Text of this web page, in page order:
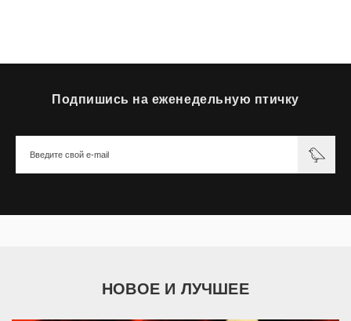
Подпишись на еженедельную птичку
НОВОЕ И ЛУЧШЕЕ